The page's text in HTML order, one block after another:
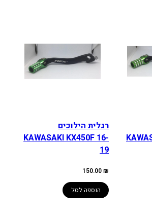
רגלית הילוכים
KAWASAKI KX450F 16-
19
150.00₪
הוספה לסל